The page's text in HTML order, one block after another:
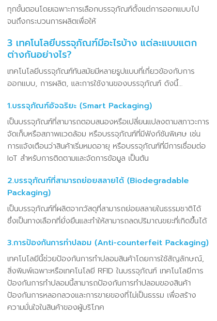
ทุกขั้นตอนโดยเฉพาะการเลือกบรรจุภัณฑ์ตั้งแต่การออกแบบไป
จนถึงกระบวนการผลิตเพื่อให้
3 เทคโนโลยีบรรจุภัณฑ์มีอะไรบ้าง แต่ละแบบแตก
ต่างกันอย่างไร?
เทคโนโลยีบรรจุภัณฑ์ทันสมัยมีหลายรูปแบบที่เกี่ยวข้องกับการ
ออกแบบ, การผลิต, และการใช้งานของบรรจุภัณฑ์ ดังนี้…
1.บรรจุภัณฑ์อัจฉริยะ (Smart Packaging)
เป็นบรรจุภัณฑ์ที่สามารถตอบสนองหรือเปลี่ยนแปลงตามสภาวะการ
จัดเก็บหรือสภาพแวดล้อม หรือบรรจุภัณฑ์ที่มีฟังก์ชันพิเศษ เช่น
การแจ้งเตือนว่าสินค้าเริ่มหมดอายุ หรือบรรจุภัณฑ์ที่มีการเชื่อมต่อ
IoT สำหรับการติดตามและจัดการข้อมูล เป็นต้น
2.บรรจุภัณฑ์ที่สามารถย่อยสลายได้ (Biodegradable
Packaging)
เป็นบรรจุภัณฑ์ที่ผลิตจากวัสดุที่สามารถย่อยสลายในธรรมชาติได้
ซึ่งเป็นทางเลือกที่ยั่งยืนและทำให้สามารถลดปริมาณขยะที่เกิดขึ้นได้
3.การป้องกันการทำปลอม (Anti-counterfeit Packaging)
เทคโนโลยีนี้ช่วยป้องกันการทำปลอมสินค้าโดยการใช้สัญลักษณ์,
สิ่งพิมพ์เฉพาะหรือเทคโนโลยี RFID ในบรรจุภัณฑ์ เทคโนโลยีการ
ป้องกันการทำปลอมนี้สามารถป้องกันการทำปลอมของสินค้า
ป้องกันการหลอกลวงและการขายของที่ไม่เป็นธรรม เพื่อสร้าง
ความมั่นใจในสินค้าของผู้บริโภค